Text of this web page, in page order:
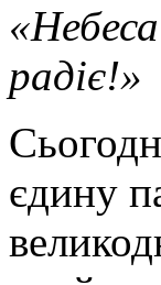
радіє!»
єдину